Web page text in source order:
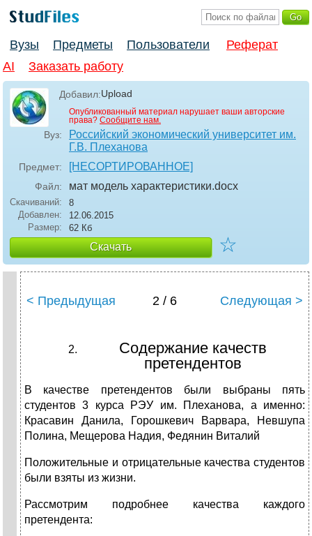
Вузы Предметы Пользователи
Реферат
AI
Заказать работу
Добавил:Upload
Опубликованный материал нарушает ваши авторские
права? Сообщите нам.
Вуз:
Российский экономический университет им.
Г.В. Плеханова
Предмет: [НЕСОРТИРОВАННОЕ]
Файл: мат модель характеристики.docx
Скачиваний:
8
Добавлен:
12.06.2015
Размер:
62 Кб
Скачать ☆
< Предыдущая 2 / 6 Следующая >
Содержание качеств
претендентов
В качестве претендентов были выбраны пять
студентов 3 курса РЭУ им. Плеханова, а именно:
Красавин Данила, Горошкевич Варвара, Невшупа
Полина, Мещерова Надия, Федянин Виталий
Положительные и отрицательные качества студентов
были взяты из жизни.
Рассмотрим подробнее качества каждого
претендента: